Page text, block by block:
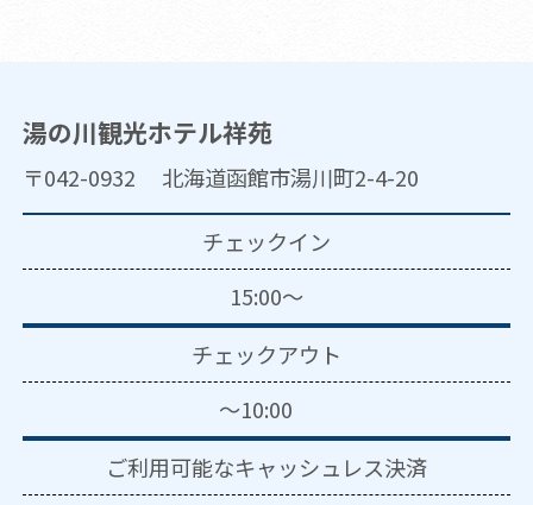
湯の川観光ホテル祥苑
〒042-0932 北海道函館市湯川町2-4-20
チェックイン
15:00～
チェックアウト
～10:00
ご利用可能なキャッシュレス決済